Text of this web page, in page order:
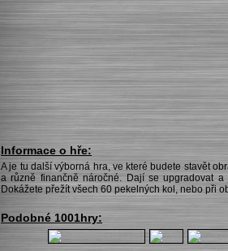
Informace o hře:
A je tu další výborná hra, ve které budete stavět
a různě finančně náročné. Dají se upgradovat
Dokážete přežít všech 60 pekelných kol, nebo při
Podobné 1001hry: